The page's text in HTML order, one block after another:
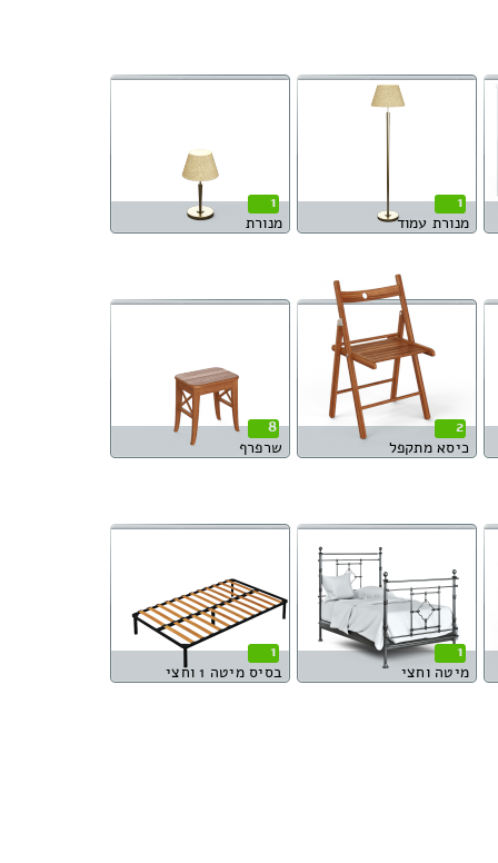
1
מנורת עמוד
1
מנורת
2
כיסא מתקפל
8
שרפרף
1
מיטה וחצי
1
בסיס מיטה 1 וחצי